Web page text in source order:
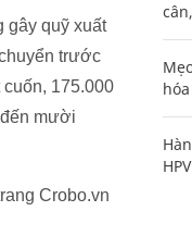
gây quỹ xuất
trước
175.000
mười
Crobo.vn